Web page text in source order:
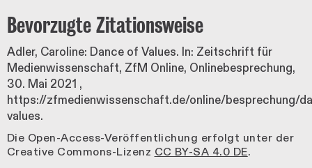
Bevorzugte Zitationsweise
Adler, Caroline: Dance of Values. In: Zeitschrift für
Medienwissenschaft, ZfM Online, Onlinebesprechung,
30. Mai 2021 ,
https://zfmedienwissenschaft.de/online/besprechung/
values.
Die Open-Access-Veröffentlichung erfolgt unter der
Creative Commons-Lizenz CC BY-SA 4.0 DE.